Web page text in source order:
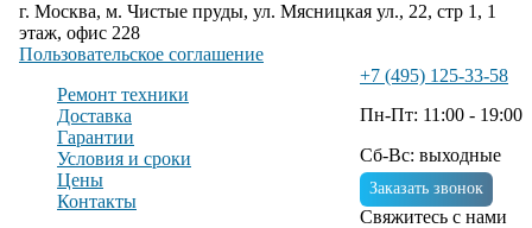
г. Москва, м. Чистые пруды, ул. Мясницкая ул., 22, стр 1, 1
этаж, офис 228
Пользовательское соглашение
Ремонт техники
Доставка
Гарантии
Условия и сроки
Цены
Контакты
+7 (495) 125-33-58
Пн-Пт: 11:00 - 19:00
Сб-Вс: выходные
Заказать звонок
Свяжитесь с нами